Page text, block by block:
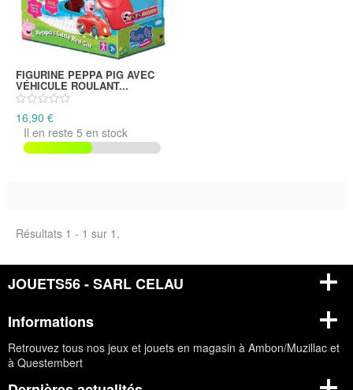
FIGURINE PEPPA PIG AVEC
VÉHICULE ROULANT...
16,90 €
Il en reste 5 en stock
Résultats 1 - 1 sur 1.
JOUETS56 - SARL CELAU
Informations
Retrouvez tous nos jeux et jouets en magasin à Ambon/Muzillac et
à Questembert